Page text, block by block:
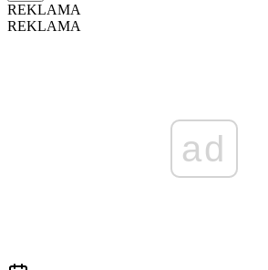
REKLAMA
REKLAMA
ad